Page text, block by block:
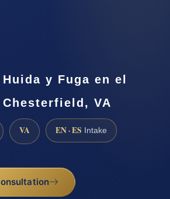
y Fuga en el
Chesterfield, VA
VA EN · ES Intake